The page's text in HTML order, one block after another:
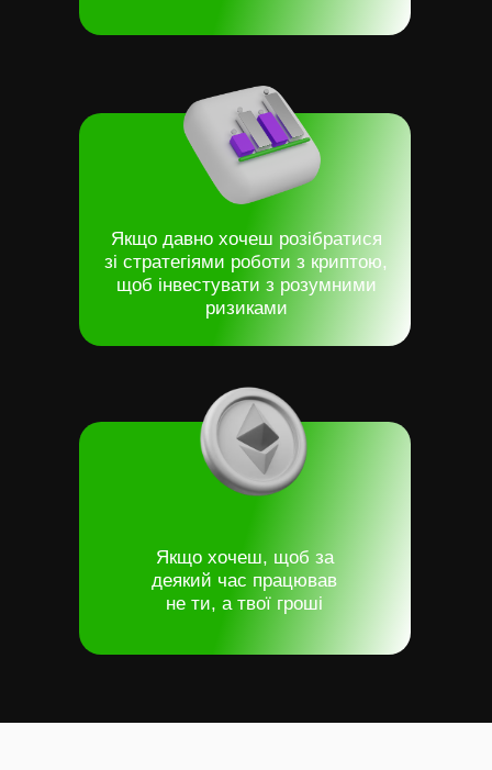
Якщо давно хочеш розібратися
зі стратегіями роботи з криптою,
щоб інвестувати з розумними
ризиками
Якщо хочеш, щоб за
деякий час працював
не ти, а твої гроші